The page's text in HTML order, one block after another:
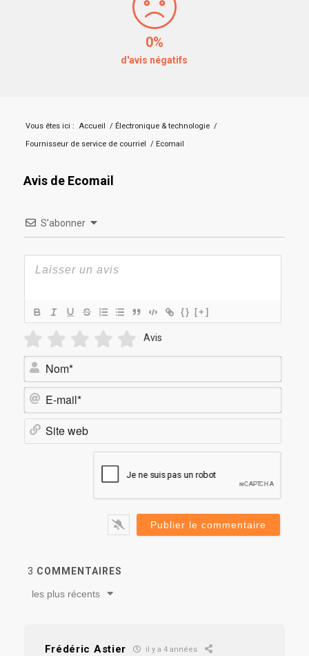
0%
d'avis négatifs
Vous êtes ici : Accueil / Électronique & technologie /
Fournisseur de service de courriel / Ecomail
Avis de Ecomail
S’abonner
{} [+]
Avis
Nom*
E-
3 COMMENTAIRES
les plus récents
Frédéric Astier il y a 4 années